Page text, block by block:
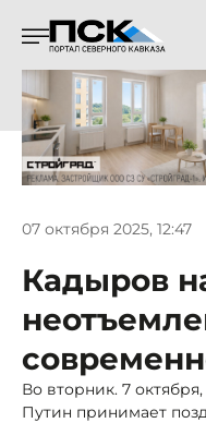
07 октября 2025, 12:47
Кадыров
Во вторник. 7
Путин принимает